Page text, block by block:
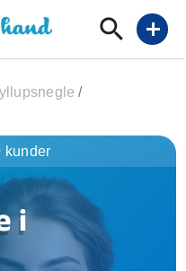
add
/
i
kunder